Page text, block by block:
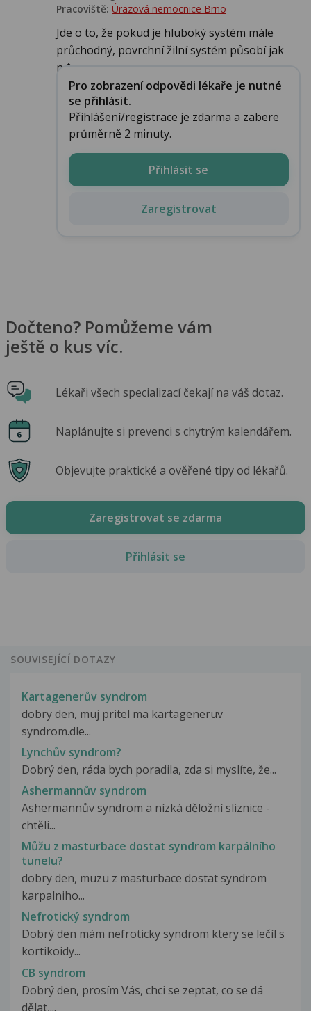
Pracoviště: Úrazová nemocnice Brno
Jde o to, že pokud je hluboký systém mále
průchodný, povrchní žilní systém působí jak
n�...
Pro zobrazení odpovědi lékaře je nutné
se přihlásit.
Přihlášení/registrace je zdarma a zabere
průměrně 2 minuty.
Přihlásit se
Zaregistrovat
Dočteno? Pomůžeme vám
ještě o kus víc.
Lékaři všech specializací čekají na váš dotaz.
Naplánujte si prevenci s chytrým kalendářem.
Objevujte praktické a ověřené tipy od lékařů.
Zaregistrovat se zdarma
Přihlásit se
SOUVISEJÍCÍ DOTAZY
Kartagenerův syndrom
dobry den, muj pritel ma kartageneruv
syndrom.dle...
Lynchův syndrom?
Dobrý den, ráda bych poradila, zda si myslíte, že...
Ashermannův syndrom
Ashermannův syndrom a nízká děložní sliznice -
chtěli...
Můžu z masturbace dostat syndrom karpálního
tunelu?
dobry den, muzu z masturbace dostat syndrom
karpalniho...
Nefrotický syndrom
Dobrý den mám nefroticky syndrom ktery se lečíl s
kortikoidy...
CB syndrom
Dobrý den, prosím Vás, chci se zeptat, co se dá
dělat,...